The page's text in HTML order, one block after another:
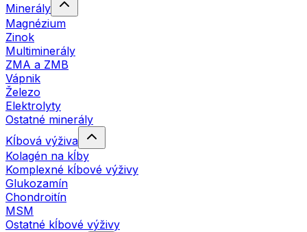
Minerály
Magnézium
Zinok
Multiminerály
ZMA a ZMB
Vápnik
Železo
Elektrolyty
Ostatné minerály
Kĺbová výživa
Kolagén na kĺby
Komplexné kĺbové výživy
Glukozamín
Chondroitín
MSM
Ostatné kĺbové výživy